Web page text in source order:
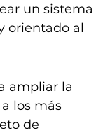
un sistema
orientado al
ampliar la
los más
de